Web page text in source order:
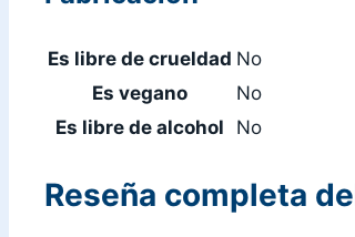
Es libre de crueldad No
Es vegano
No
Es libre de alcohol
No
Reseña completa